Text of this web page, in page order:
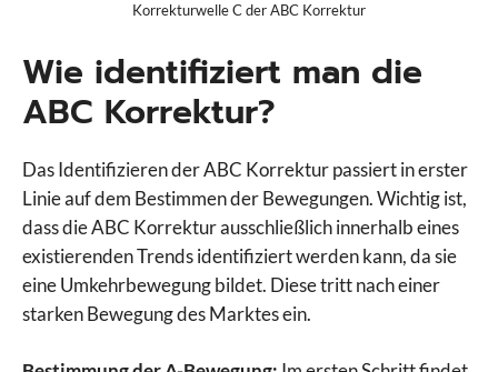
Korrekturwelle C der ABC Korrektur
Wie identifiziert man die
ABC Korrektur?
Das Identifizieren der ABC Korrektur passiert in erster
Linie auf dem Bestimmen der Bewegungen. Wichtig ist,
dass die ABC Korrektur ausschließlich innerhalb eines
existierenden Trends identifiziert werden kann, da sie
eine Umkehrbewegung bildet. Diese tritt nach einer
starken Bewegung des Marktes ein.